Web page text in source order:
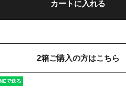
カートに入れる
2箱ご購入の方はこちら